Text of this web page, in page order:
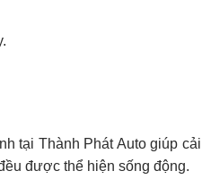
tại Thành Phát Auto giúp
được thể hiện sống động.